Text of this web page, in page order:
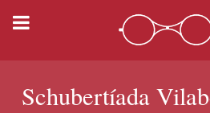
Schubertíada